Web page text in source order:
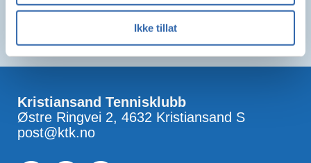
Ikke tillat
Kristiansand Tennisklubb
Østre Ringvei 2, 4632 Kristiansand S
post@ktk.no